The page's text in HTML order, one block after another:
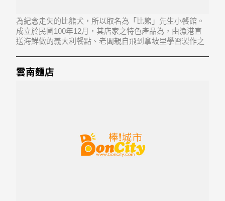
為紀念走失的比熊犬，所以取名為「比熊」先生小餐館。
成立於民國100年12月，其店家之特色產品為，由漁港直
送海鮮做的義大利餐點、老闆親自飛到拿坡里學習製作之
度有個童趣的世界，無須在意別人的意見，帶
雲南麵店